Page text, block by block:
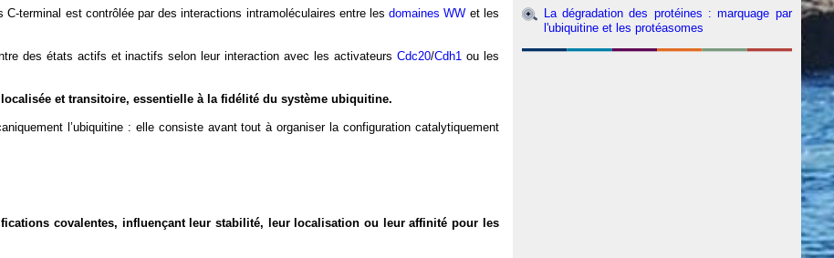
C-terminal est contrôlée par des interactions intramoléculaires entre lesdomaines WW et les
des états actifs et inactifs selon leur interaction avec les activateursCdc20/Cdh1 ou les
et transitoire, essentielle à la fidélité du système ubiquitine.
l’ubiquitine : elle consiste avant tout à organiser la configuration catalytiquement
covalentes, influençant leur stabilité, leur localisation ou leur affinité pour les
La dégradation des protéines : marquage par
l'ubiquitine et les protéasomes